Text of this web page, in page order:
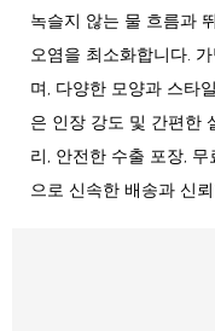
녹슬지 않는 물 흐름과
오염을 최소화합니다.
며, 다양한 모양과 스타
은 인장 강도 및 간편한
리, 안전한 수출 포장,
으로 신속한 배송과 신